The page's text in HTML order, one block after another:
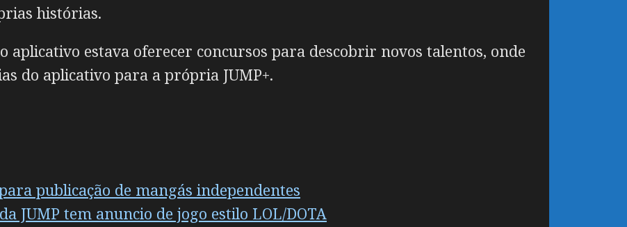
histórias.
aplicativo estava oferecer concursos para descobrir novos talentos, onde
do aplicativo para a própria JUMP+.
publicação de mangás independentes
JUMP tem anuncio de jogo estilo LOL/DOTA